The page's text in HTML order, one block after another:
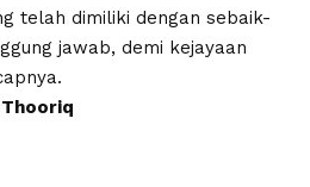
telah dimiliki dengan sebaik-
jawab, demi kejayaan